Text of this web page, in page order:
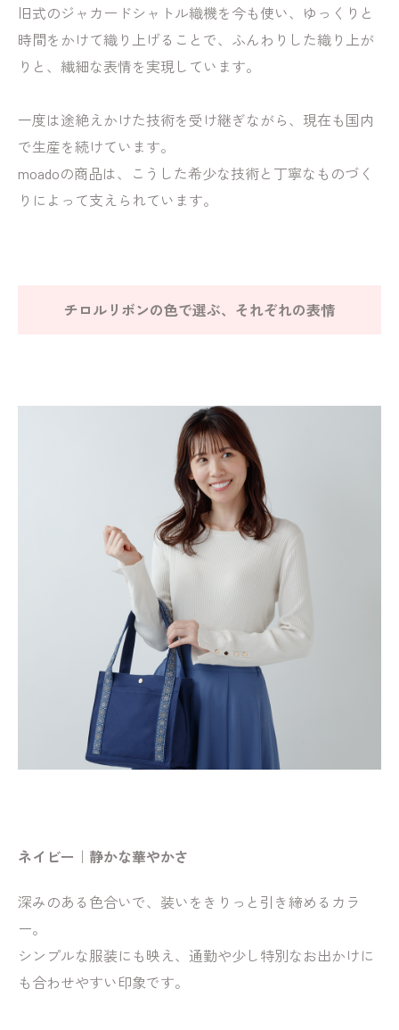
旧式のジャカードシャトル織機を今も使い、ゆっくりと
時間をかけて織り上げることで、ふんわりした織り上が
りと、繊細な表情を実現しています。
一度は途絶えかけた技術を受け継ぎながら、現在も国内
で生産を続けています。
moadoの商品は、こうした希少な技術と丁寧なものづく
りによって支えられています。
チロルリボンの色で選ぶ、それぞれの表情
ネイビー｜静かな華やかさ
深みのある色合いで、装いをきりっと引き締めるカラ
ー。
シンプルな服装にも映え、通勤や少し特別なお出かけに
も合わせやすい印象です。